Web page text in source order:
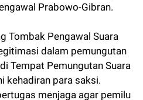
Prabowo-Gibran.
Tombak Pengawal Suara
dalam pemungutan
Tempat Pemungutan Suara
kehadiran para saksi.
menjaga agar pemilu